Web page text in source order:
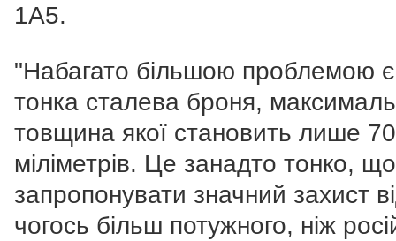
1A5.
"Набагато більшою проблемою є
тонка сталева броня,
товщина якої становить лише 70
міліметрів. Це занадто тонко,
запропонувати значний захист
чогось більш потужного, ніж